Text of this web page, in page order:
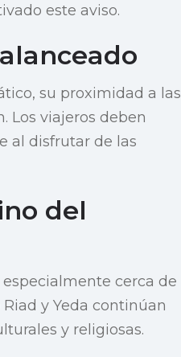
este aviso.
su proximidad a las
Los viajeros deben
al disfrutar de las
del
cerca de
y Yeda continúan
y religiosas.